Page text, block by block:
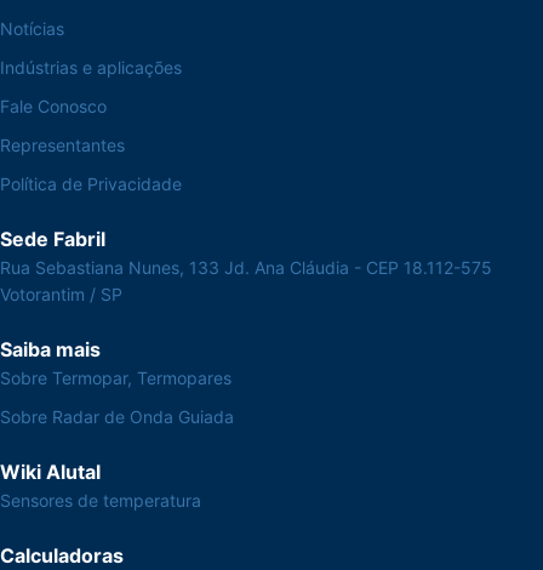
Notícias
Indústrias e aplicações
Fale Conosco
Representantes
Política de Privacidade
Sede Fabril
Rua Sebastiana Nunes, 133 Jd. Ana Cláudia - CEP 18.112-575
Votorantim / SP
Saiba mais
Sobre Termopar, Termopares
Sobre Radar de Onda Guiada
Wiki Alutal
Sensores de temperatura
Calculadoras